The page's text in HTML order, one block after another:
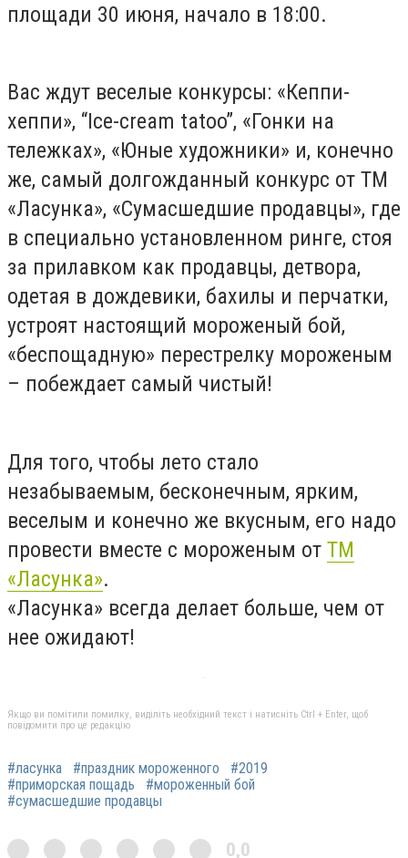
площади 30 июня, начало в 18:00.
Вас ждут веселые конкурсы: «Кеппи-
хеппи», “Ice-cream tatoo”, «Гонки на
тележках», «Юные художники» и, конечно
же, самый долгожданный конкурс от ТМ
«Ласунка», «Сумасшедшие продавцы», где
в специально установленном ринге, стоя
за прилавком как продавцы, детвора,
одетая в дождевики, бахилы и перчатки,
устроят настоящий мороженый бой,
«беспощадную» перестрелку мороженым
– побеждает самый чистый!
Для того, чтобы лето стало
незабываемым, бесконечным, ярким,
веселым и конечно же вкусным, его надо
провести вместе с мороженым от ТМ
«Ласунка».
«Ласунка» всегда делает больше, чем от
нее ожидают!
Якщо ви помітили помилку, виділіть необхідний текст і натисніть Ctrl + Enter, щоб
повідомити про це редакцію
#ласунка #праздник мороженного
#2019
#приморская пощадь
#мороженный бой
#сумасшедшие продавцы
0,0